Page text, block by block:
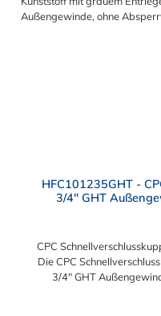
HFC101235GHT -
3/4" GHT
CPC
Die CPC
3/4" GHT